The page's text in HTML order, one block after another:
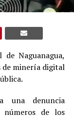
Naguanagua,
de minería digital
una denuncia
de los